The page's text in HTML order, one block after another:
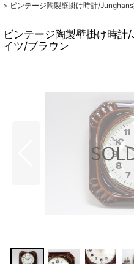
> ビンテージ陶製壁掛け時計/
ビンテージ陶製壁掛け時
イツ/ブラウン